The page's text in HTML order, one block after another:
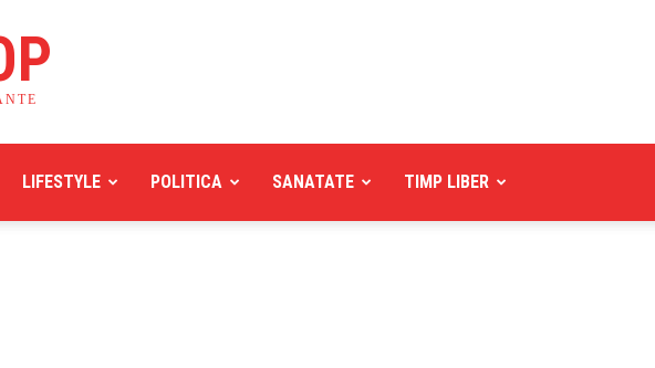
LIFESTYLE POLITICA SANATATE TIMP LIBER